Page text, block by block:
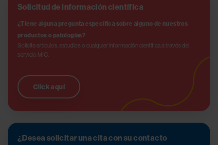
Solicitud de información científica
¿Tiene alguna pregunta específica sobre alguno de nuestros
productos o patologías?
Solicite artículos, estudios o cualquier información científica a través del
servicio MIC.
Click aquí
¿Desea solicitar una cita con su contacto